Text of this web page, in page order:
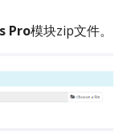
Pro模块zip文件。